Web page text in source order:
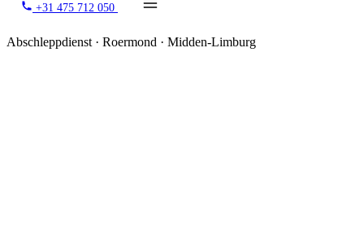
+31 475 712 050
Abschleppdienst · Roermond · Midden-Limburg